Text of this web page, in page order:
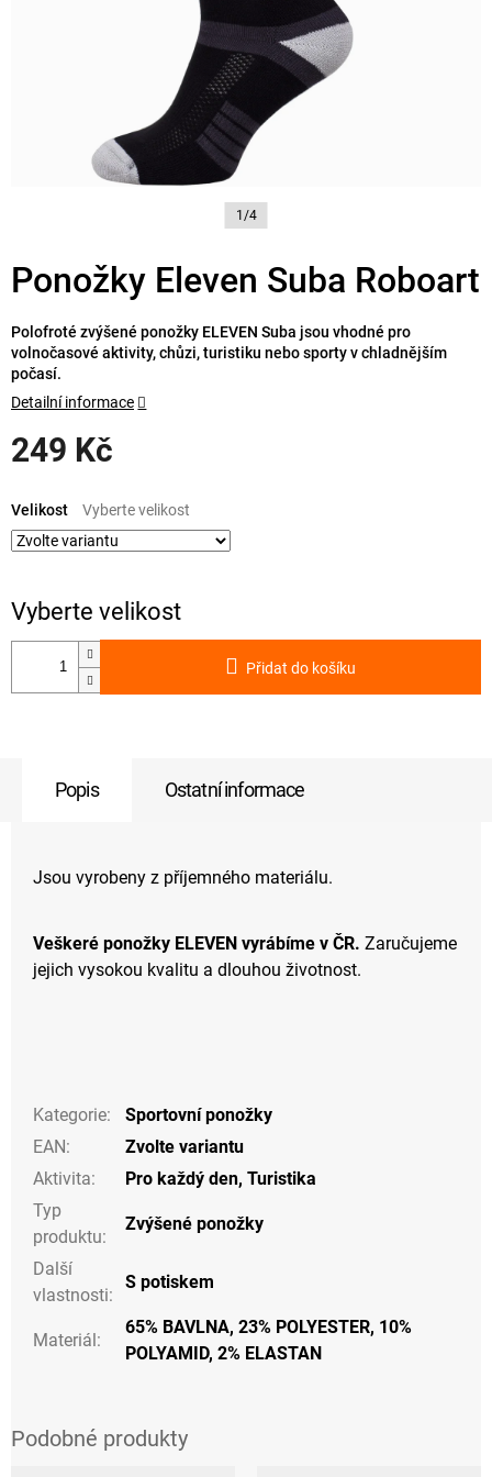
1/4
Ponožky Eleven Suba Roboart
249 Kč
cena:
Velikost
Přidat do košíku
Polofroté zvýšené ponožky ELEVEN Suba jsou vhodné pro
volnočasové aktivity, chůzi, turistiku nebo sporty v chladnějším
počasí.
Detailní informace
Popis Ostatní informace
Jsou vyrobeny z příjemného materiálu.
Veškeré ponožky ELEVEN vyrábíme v ČR. Zaručujeme
jejich vysokou kvalitu a dlouhou životnost.
Kategorie:
Sportovní ponožky
EAN:
Zvolte variantu
Aktivita: Pro každý den, Turistika
Typ
produktu:
Zvýšené ponožky
Další
vlastnosti:
S potiskem
Materiál:
65% BAVLNA, 23% POLYESTER, 10%
POLYAMID, 2% ELASTAN